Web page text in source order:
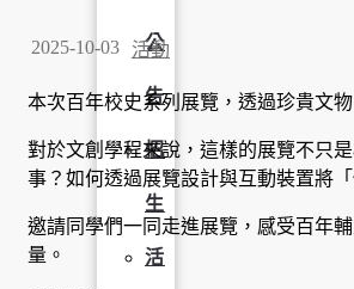
公
告
招
生
活
2025-10-03 活動
本次百年校史系列展覽，透過珍貴文
對於文創學程來說，這樣的展覽不只
事？如何透過展覽設計與互動裝置將
邀請同學們一同走進展覽，感受百年
量。